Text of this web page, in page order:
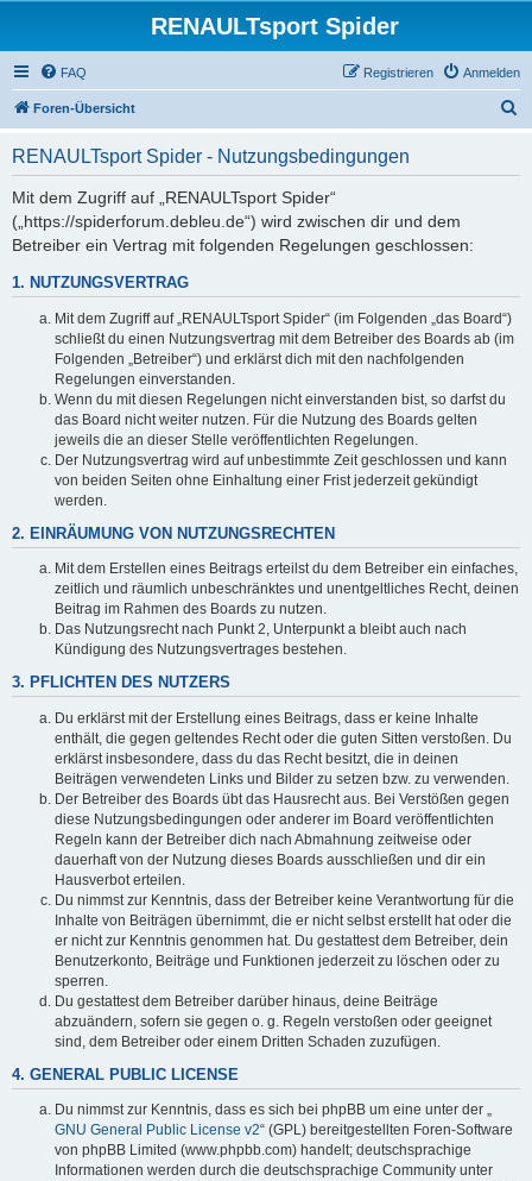
RENAULTsport Spider
FAQ Anmelden
Registrieren
Foren-Übersicht
RENAULTsport Spider - Nutzungsbedingungen
Mit dem Zugriff auf „RENAULTsport Spider“
(„https://spiderforum.debleu.de“) wird zwischen dir und dem
Betreiber ein Vertrag mit folgenden Regelungen geschlossen:
1. NUTZUNGSVERTRAG
Mit dem Zugriff auf „RENAULTsport Spider“ (im Folgenden „das Board“)
schließt du einen Nutzungsvertrag mit dem Betreiber des Boards ab (im
Folgenden „Betreiber“) und erklärst dich mit den nachfolgenden
Regelungen einverstanden.
Wenn du mit diesen Regelungen nicht einverstanden bist, so darfst du
das Board nicht weiter nutzen. Für die Nutzung des Boards gelten
jeweils die an dieser Stelle veröffentlichten Regelungen.
Der Nutzungsvertrag wird auf unbestimmte Zeit geschlossen und kann
von beiden Seiten ohne Einhaltung einer Frist jederzeit gekündigt
werden.
2. EINRÄUMUNG VON NUTZUNGSRECHTEN
Mit dem Erstellen eines Beitrags erteilst du dem Betreiber ein einfaches,
zeitlich und räumlich unbeschränktes und unentgeltliches Recht, deinen
Beitrag im Rahmen des Boards zu nutzen.
Das Nutzungsrecht nach Punkt 2, Unterpunkt a bleibt auch nach
Kündigung des Nutzungsvertrages bestehen.
3. PFLICHTEN DES NUTZERS
Du erklärst mit der Erstellung eines Beitrags, dass er keine Inhalte
enthält, die gegen geltendes Recht oder die guten Sitten verstoßen. Du
erklärst insbesondere, dass du das Recht besitzt, die in deinen
Beiträgen verwendeten Links und Bilder zu setzen bzw. zu verwenden.
Der Betreiber des Boards übt das Hausrecht aus. Bei Verstößen gegen
diese Nutzungsbedingungen oder anderer im Board veröffentlichten
Regeln kann der Betreiber dich nach Abmahnung zeitweise oder
dauerhaft von der Nutzung dieses Boards ausschließen und dir ein
Hausverbot erteilen.
Du nimmst zur Kenntnis, dass der Betreiber keine Verantwortung für die
Inhalte von Beiträgen übernimmt, die er nicht selbst erstellt hat oder die
er nicht zur Kenntnis genommen hat. Du gestattest dem Betreiber, dein
Benutzerkonto, Beiträge und Funktionen jederzeit zu löschen oder zu
sperren.
Du gestattest dem Betreiber darüber hinaus, deine Beiträge
abzuändern, sofern sie gegen o. g. Regeln verstoßen oder geeignet
sind, dem Betreiber oder einem Dritten Schaden zuzufügen.
4. GENERAL PUBLIC LICENSE
Du nimmst zur Kenntnis, dass es sich bei phpBB um eine unter der „
GNU General Public License v2“ (GPL) bereitgestellten Foren-Software
von phpBB Limited (www.phpbb.com) handelt; deutschsprachige
Informationen werden durch die deutschsprachige Community unter